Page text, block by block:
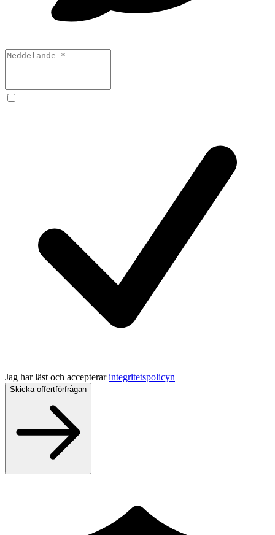
Jag har läst och accepterar integritetspolicyn
Skicka offertförfrågan